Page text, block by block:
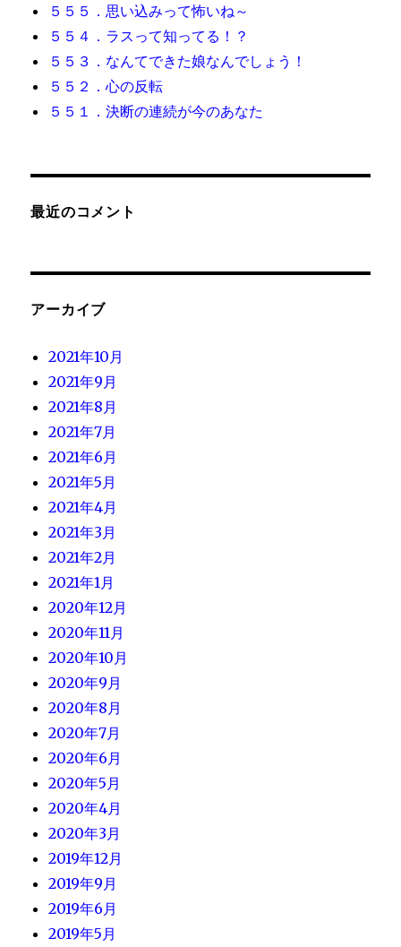
５５５．思い込みって怖いね～
５５４．ラスって知ってる！？
５５３．なんてできた娘なんでしょう！
５５２．心の反転
５５１．決断の連続が今のあなた
最近のコメント
アーカイブ
2021年10月
2021年9月
2021年8月
2021年7月
2021年6月
2021年5月
2021年4月
2021年3月
2021年2月
2021年1月
2020年12月
2020年11月
2020年10月
2020年9月
2020年8月
2020年7月
2020年6月
2020年5月
2020年4月
2020年3月
2019年12月
2019年9月
2019年6月
2019年5月